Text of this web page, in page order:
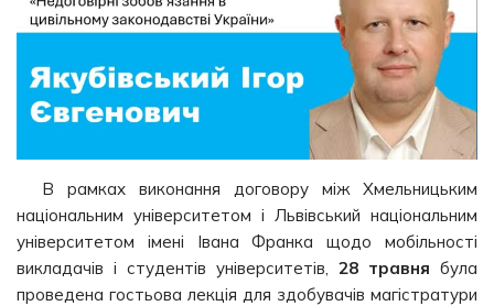
В рамках виконання договору між Хмельницьким
національним університетом і Львівський національним
університетом імені Івана Франка щодо мобільності
викладачів і студентів університетів, 28 травня була
проведена гостьова лекція для здобувачів магістратури